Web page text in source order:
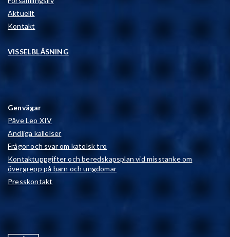
Aktuellt
Kontakt
VISSELBLÅSNING
Genvägar
Påve Leo XIV
Andliga kallelser
Frågor och svar om katolsk tro
Kontaktuppgifter och beredskapsplan vid misstanke om
övergrepp på barn och ungdomar
Presskontakt